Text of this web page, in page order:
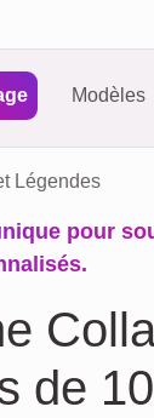
Modèles
Légendes
pour
de